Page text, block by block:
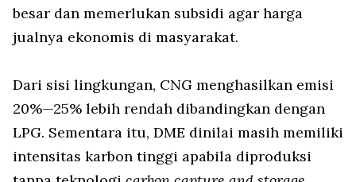
besar dan memerlukan subsidi agar harga
jualnya ekonomis di masyarakat.
Dari sisi lingkungan, CNG menghasilkan emisi
20%—25% lebih rendah dibandingkan dengan
LPG. Sementara itu, DME dinilai masih memiliki
intensitas karbon tinggi apabila diproduksi